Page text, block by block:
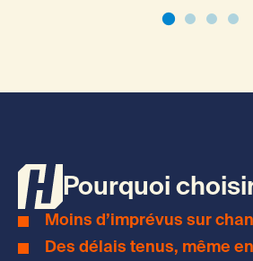
Pourquoi
Moins d’imprévus sur
Des délais tenus, même